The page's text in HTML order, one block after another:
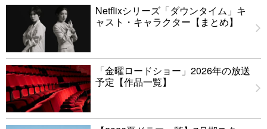
Netflixシリーズ「ダウンタイム」キ
ャスト・キャラクター【まとめ】
「金曜ロードショー」2026年の放送
予定【作品一覧】